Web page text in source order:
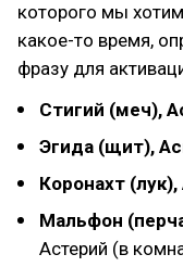
которого мы хотим
какое-то время,
фразу для
Стигий (меч),
Эгида (щит),
Коронахт
Мальфон
Астерий (в